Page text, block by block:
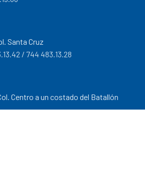
Santa Cruz
/ 744 483.13.28
Centro a un costado del Batallón